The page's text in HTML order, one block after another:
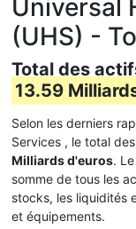
Universal
(UHS) -
Total des
13.59
Selon les derniers
Services , le total
Milliards d'euros.
somme de tous les
stocks, les liquidités
et équipements.